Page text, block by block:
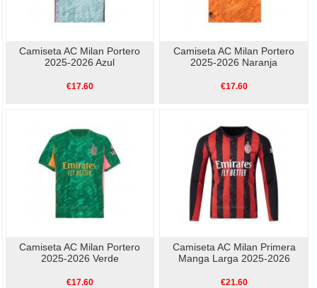
Camiseta AC Milan Portero
2025-2026 Azul
€17.60
Camiseta AC Milan Portero
2025-2026 Naranja
€17.60
Camiseta AC Milan Portero
2025-2026 Verde
€17.60
Camiseta AC Milan Primera
Manga Larga 2025-2026
€21.60